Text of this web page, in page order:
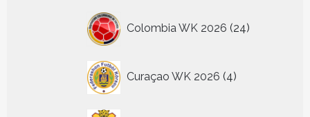
Colombia WK 2026 24
producten
Curaçao WK 2026 4
producten